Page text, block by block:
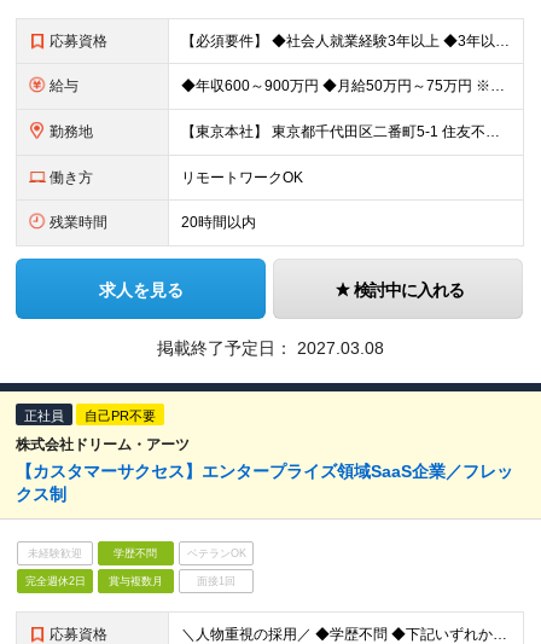
応募資格 【必須要件】 ◆社会人就業経験3年以上 ◆3年以上のエンタープライズ領域でのセールスもしくはカスタマーサクセス経験 ◆顧客のニーズを把握し、適切なソリューションを提案できる交渉力と提案力 ◆成
給与 ◆年収600～900万円 ◆月給50万円～75万円 ※上記金額には固定残業代（13,304円～195,455円／月45時間分）を含みます ※組織への適応、周囲との関係性構築を目的とし、オンボーディング
勤務地 【東京本社】 東京都千代田区二番町5-1 住友不動産麹町ビル 【アネックス】 東京都千代田区麹町4-2-6 住友不動産麹町ファーストビル 【大阪オフィス】 大阪府大阪市淀川区宮原1-1-1 新大
働き方 リモートワークOK
残業時間 20時間以内
求人を見る 検討中に入れる
掲載終了予定日： 2027.03.08
正社員 自己PR不要
株式会社ドリーム・アーツ
【カスタマーサクセス】エンタープライズ領域SaaS企業／フレッ
クス制
未経験歓迎 学歴不問 ベテランOK
完全週休2日 賞与複数月 面接1回
応募資格 ＼人物重視の採用／ ◆学歴不問 ◆下記いずれかを満たす方 ・システムエンジニアの経験がある方 ・開発経験のある方 ・プリセールス/カスタマーサクセス経験 ・コンサルティングの経験がある方 ・SaaS企